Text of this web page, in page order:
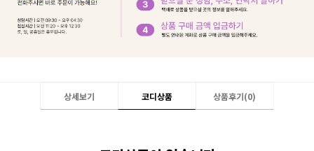
상세보기 코디상품 상품후기(0)